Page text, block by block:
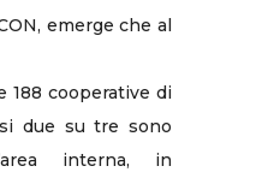
emerge che al
188 cooperative di
due su tre sono
interna, in